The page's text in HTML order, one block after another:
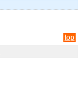
top